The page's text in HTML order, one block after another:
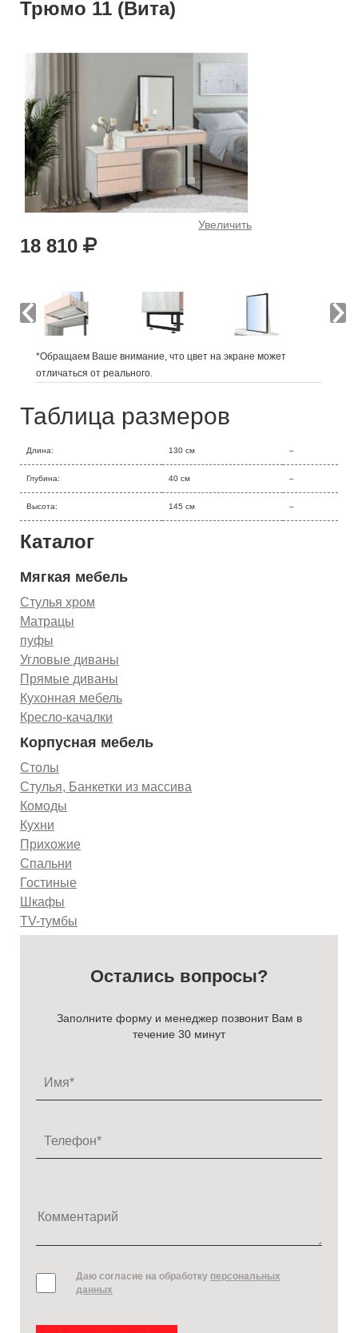
Трюмо 11 (Вита)
Увеличить
18 810
*Обращаем Ваше внимание, что цвет на экране может
отличаться от реального.
Таблица размеров
Длина: 130 см –
Глубина: 40 см –
Высота: 145 см –
Каталог
Мягкая мебель
Стулья хром
Матрацы
пуфы
Угловые диваны
Прямые диваны
Кухонная мебель
Кресло-качалки
Корпусная мебель
Столы
Стулья, Банкетки из массива
Комоды
Кухни
Прихожие
Спальни
Гостиные
Шкафы
TV-тумбы
Остались вопросы?
Заполните форму и менеджер позвонит Вам в
течение 30 минут
Даю согласие на обработку персональных
данных